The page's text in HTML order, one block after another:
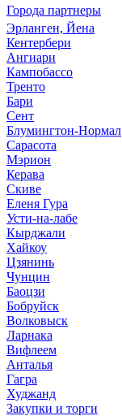
Города партнеры
Эрланген, Йена
Кентербери
Ангиари
Кампобассо
Тренто
Бари
Сент
Блумингтон-Нормал
Сарасота
Мэрион
Керава
Скиве
Еленя Гура
Усти-на-лабе
Кырджали
Хайкоу
Цзянинь
Чунцин
Баоцзи
Бобруйск
Волковыск
Ларнака
Вифлеем
Анталья
Гагра
Худжанд
Закупки и торги